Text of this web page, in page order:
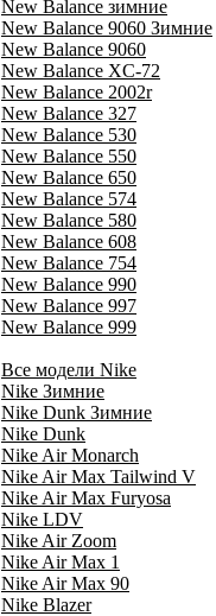
New Balance зимние
New Balance 9060 Зимние
New Balance 9060
New Balance XC-72
New Balance 2002r
New Balance 327
New Balance 530
New Balance 550
New Balance 650
New Balance 574
New Balance 580
New Balance 608
New Balance 754
New Balance 990
New Balance 997
New Balance 999
Все модели Nike
Nike Зимние
Nike Dunk Зимние
Nike Dunk
Nike Air Monarch
Nike Air Max Tailwind V
Nike Air Max Furyosa
Nike LDV
Nike Air Zoom
Nike Air Max 1
Nike Air Max 90
Nike Blazer